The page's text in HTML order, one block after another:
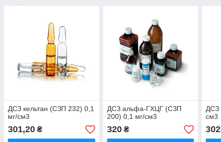
ДСЗ кельтан (СЗП 232) 0,1
мг/см3
301,20 ₴
ДСЗ альфа-ГХЦГ (СЗП
200) 0,1 мг/см3
320₴
ДСЗ
см3